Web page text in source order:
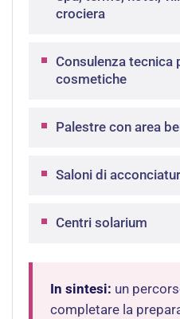
crociera
Consulenza tecnica
cosmetiche
Palestre con area
Saloni di
Centri solarium
In sintesi: un
completare la